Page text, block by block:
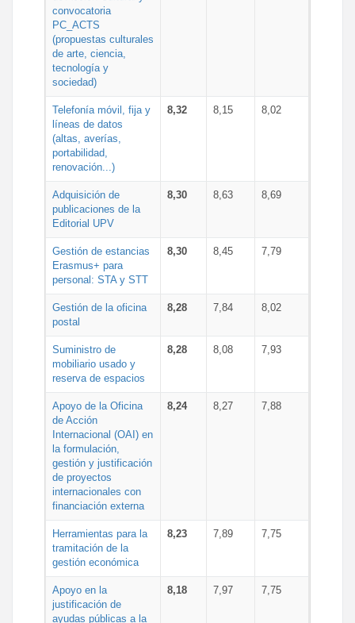
convocatoria
PC_ACTS
(propuestas culturales
de arte, ciencia,
tecnología y
sociedad)
Telefonía móvil, fija y
líneas de datos
(altas, averías,
portabilidad,
renovación...)
8,32 8,15 8,02
Adquisición de
publicaciones de la
Editorial UPV
8,30 8,63 8,69
Gestión de estancias
Erasmus+ para
personal: STA y STT
8,30 8,45 7,79
Gestión de la oficina
postal
8,28 7,84 8,02
Suministro de
mobiliario usado y
reserva de espacios
8,28 8,08 7,93
Apoyo de la Oficina
de Acción
Internacional (OAI) en
la formulación,
gestión y justificación
de proyectos
internacionales con
financiación externa
8,24 8,27 7,88
Herramientas para la
tramitación de la
gestión económica
8,23 7,89 7,75
Apoyo en la
justificación de
ayudas públicas a la
8,18 7,97 7,75